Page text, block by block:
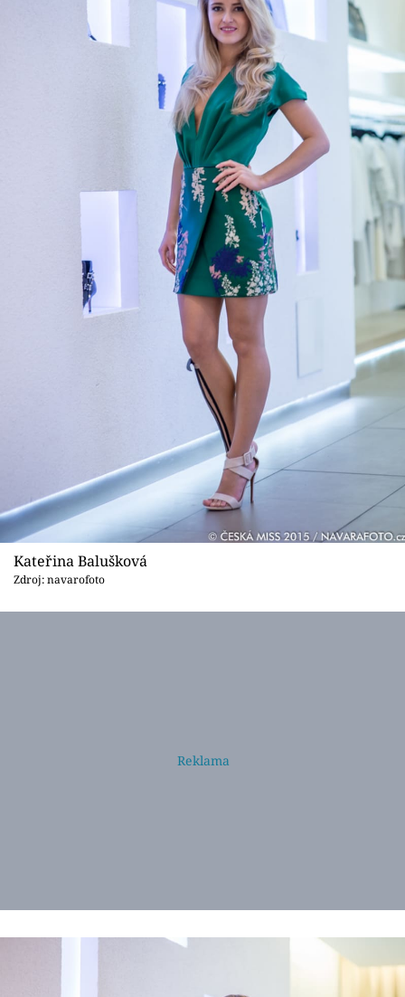
Kateřina Balušková
Zdroj: navarofoto